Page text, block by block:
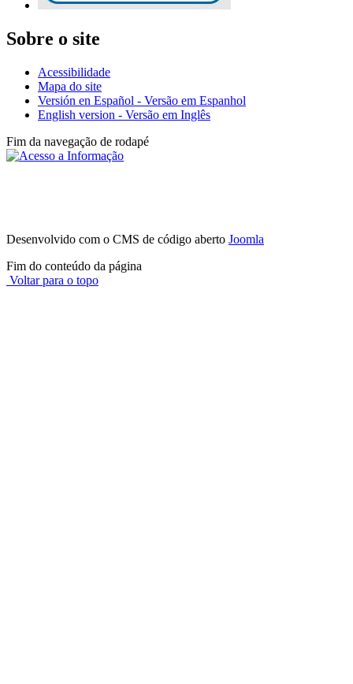
Sobre o site
Acessibilidade
Mapa do site
Versión en Español - Versão em Espanhol
English version - Versão em Inglês
Fim da navegação de rodapé
Desenvolvido com o CMS de código aberto Joomla
Fim do conteúdo da página
Voltar para o topo